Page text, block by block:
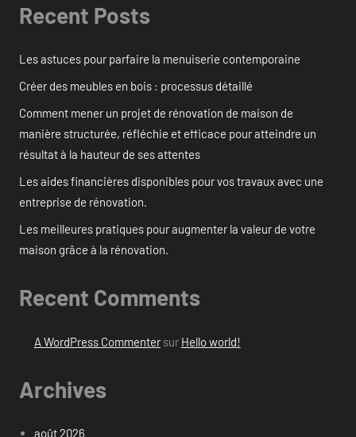
Recent Posts
Les astuces pour parfaire la menuiserie contemporaine
Créer des meubles en bois : processus détaillé
Comment mener un projet de rénovation de maison de
manière structurée, réfléchie et efficace pour atteindre un
résultat à la hauteur de ses attentes
Les aides financières disponibles pour vos travaux avec une
entreprise de rénovation.
Les meilleures pratiques pour augmenter la valeur de votre
maison grâce à la rénovation.
Recent Comments
A WordPress Commentersur Hello world!
Archives
août 2026